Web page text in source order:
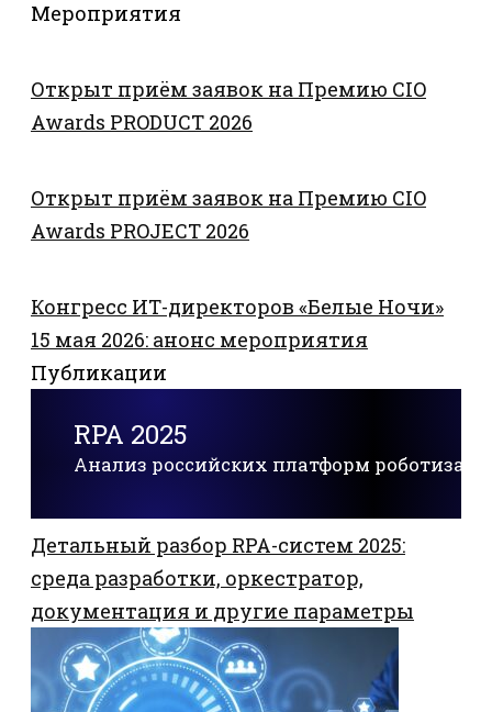
Мероприятия
Открыт приём заявок на Премию CIO
Awards PRODUCT 2026
Открыт приём заявок на Премию CIO
Awards PROJECT 2026
Конгресс ИТ-директоров «Белые Ночи»
15 мая 2026: анонс мероприятия
Публикации
RPA 2025
Анализ российских платформ
Детальный разбор RPA-систем 2025:
среда разработки, оркестратор,
документация и другие параметры